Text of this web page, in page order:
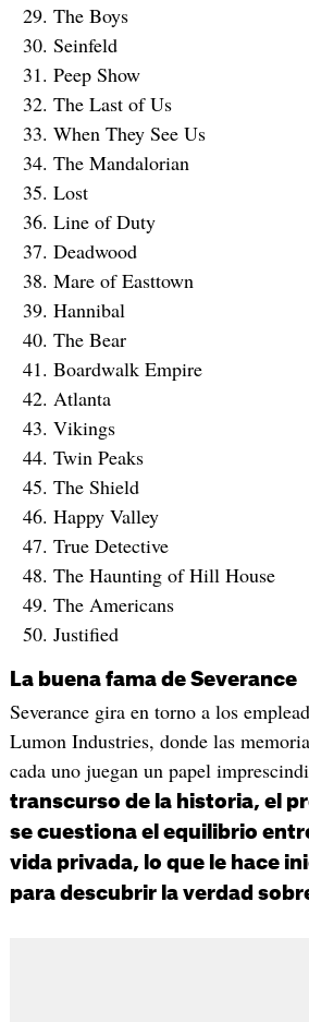
The Boys
Seinfeld
Peep Show
The Last of Us
When They See Us
The Mandalorian
Lost
Line of Duty
Deadwood
Mare of Easttown
Hannibal
The Bear
Boardwalk Empire
Atlanta
Vikings
Twin Peaks
The Shield
Happy Valley
True Detective
The Haunting of Hill House
The Americans
Justified
La buena fama de Severance
Severance gira en torno a los
Lumon Industries, donde las
cada uno juegan un papel
transcurso de la historia, el
se cuestiona el equilibrio
vida privada, lo que le hace
para descubrir la verdad